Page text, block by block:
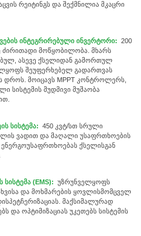
რეიტინგს და შექმნილია მკაცრი
ინტეგრირებული ინვერტორი: 200
ძირითადი მოწყობილობა. მხარს
ასევე ქსელიდან გამორთულ
შეუფერხებელ გადართვას
დროს. მოიცავს MPPT კონტროლერს,
მუდმივი მუშაობა
სისტემა: 450 კვტ/სთ სრული
ვადით და მაღალი უსაფრთხოების
ქსელისგან
(EMS): უზრუნველყოფს
და მოხმარების ყოვლისმომცველ
მაქსიმალურად
და ოპტიმიზაციას უკეთებს სისტემის